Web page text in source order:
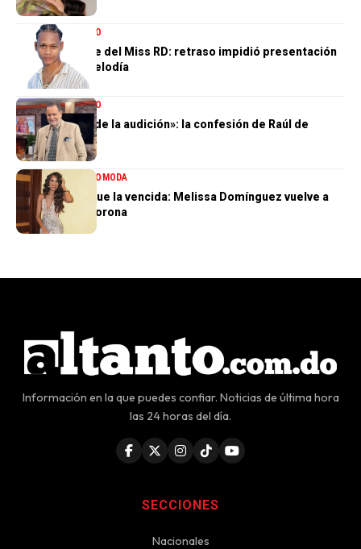
ENTRETENIMIENTO
El gran ausente del Miss RD: retraso impidió presentación
de Dalvin La Melodía
ENTRETENIMIENTO
«Perdí el 85 % de la audición»: la confesión de Raúl de
Molina
ENTRETENIMIENTOMODA
La tercera no fue la vencida: Melissa Domínguez vuelve a
quedar sin la corona
Información en la que puedes confiar. Noticias de última hora
las 24 horas del día.
SECCIONES
Nacionales